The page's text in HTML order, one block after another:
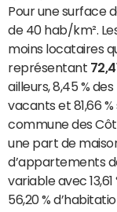
Pour une surface
de 40 hab/km².
moins locataires
représentant
ailleurs, 8,45 %
vacants et 81,66
commune des
une part de
d’appartements
variable avec
56,20 %